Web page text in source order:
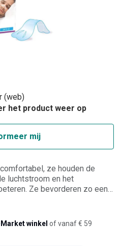
(web)
het product weer op
mij
ze houden de
luchtstroom en het
Ze bevorderen zo een
worden om de
Klein tot middengroot.
winkel of vanaf € 59